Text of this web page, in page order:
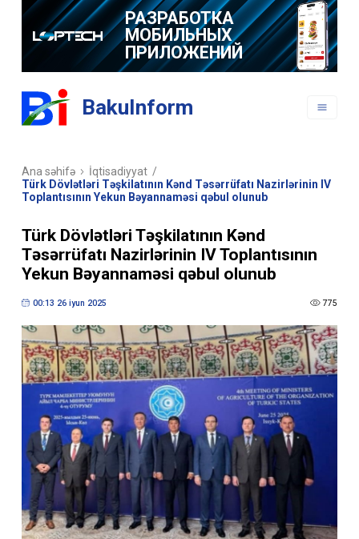
РАЗРАБОТКА
МОБИЛЬНЫХ
ПРИЛОЖЕНИЙ
BakuInform
Ana səhifə İqtisadiyyat /
Türk Dövlətləri Təşkilatının Kənd Təsərrüfatı Nazirlərinin IV
Toplantısının Yekun Bəyannaməsi qəbul olunub
Türk Dövlətləri Təşkilatının Kənd
Təsərrüfatı Nazirlərinin IV Toplantısının
Yekun Bəyannaməsi qəbul olunub
00:13 26 iyun 2025 775